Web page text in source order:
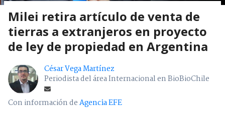
Milei retira artículo de venta de
tierras a extranjeros en proyecto
de ley de propiedad en Argentina
César Vega Martínez
Periodista del área Internacional en BioBioChile
Con información deAgencia EFE